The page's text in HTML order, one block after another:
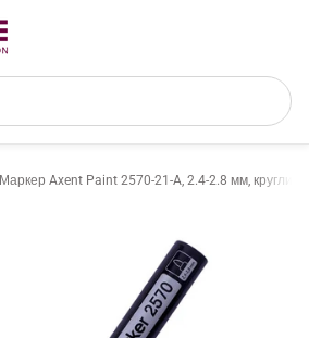
Маркер Axent Paint 2570-21-A, 2.4-2.8 мм, круглий